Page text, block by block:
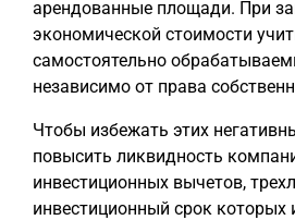
арендованные площади. При
экономической стоимости
самостоятельно
независимо от права
Чтобы избежать этих
повысить ликвидность
инвестиционных вычетов,
инвестиционный срок которых